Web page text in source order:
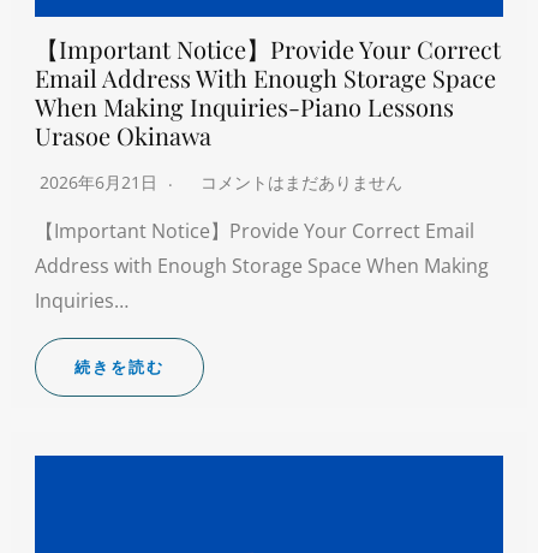
【Important Notice】Provide Your Correct
Email Address With Enough Storage Space
When Making Inquiries-Piano Lessons
Urasoe Okinawa
2026年6月21日 コメントはまだありません
【Important Notice】Provide Your Correct Email
Address with Enough Storage Space When Making
Inquiries…
続きを読む